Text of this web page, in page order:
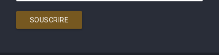
SOUSCRIRE